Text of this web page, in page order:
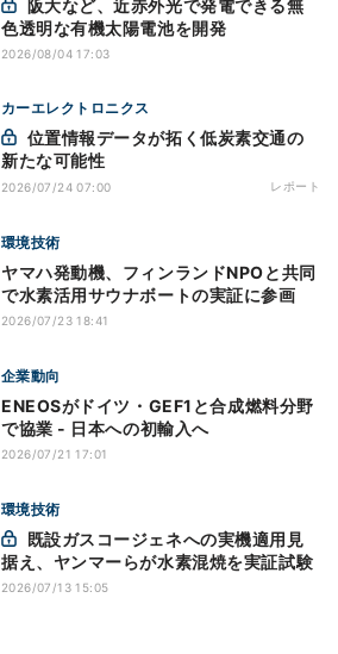
色透明な有機太陽電池を開発
2026/08/04 17:03
カーエレクトロニクス
新たな可能性
2026/07/24 07:00 レポート
環境技術
ヤマハ発動機、フィンランドNPOと共同
で水素活用サウナボートの実証に参画
2026/07/23 18:41
企業動向
ENEOSがドイツ・GEF1と合成燃料分野
で協業 - 日本への初輸入へ
2026/07/21 17:01
環境技術
据え、ヤンマーらが水素混焼を実証試験
2026/07/13 15:05